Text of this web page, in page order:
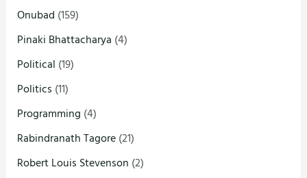
Onubad (159)
Pinaki Bhattacharya (4)
Political (19)
Politics (11)
Programming (4)
Rabindranath Tagore(21)
Robert Louis Stevenson (2)